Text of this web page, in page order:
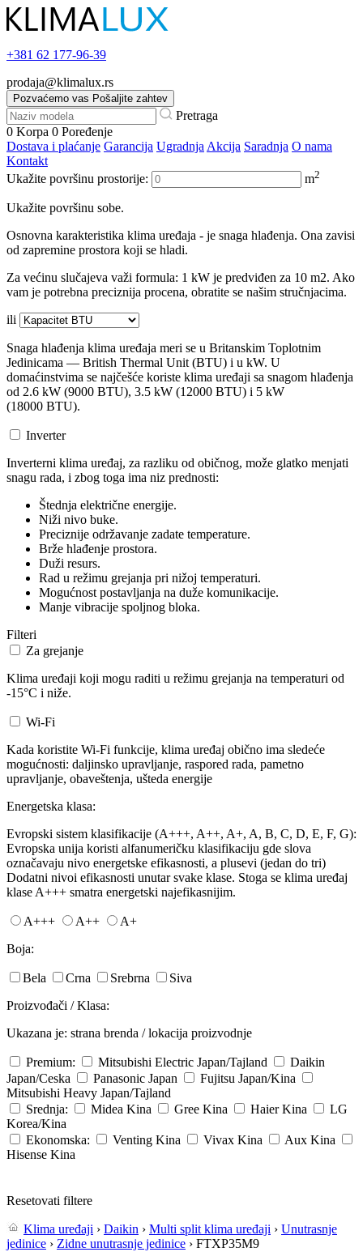
+381 62 177-96-39
prodaja@klimalux.rs
Pozvaćemo vas Pošaljite zahtev
Pretraga
0 Korpa 0 Poređenje
Dostava i plaćanje Garancija Ugradnja Akcija Saradnja O nama
Kontakt
Ukažite površinu prostorije:
m2
Ukažite površinu sobe.
Osnovna karakteristika klima uređaja - je snaga hlađenja. Ona zavisi
od zapremine prostora koji se hladi.
Za većinu slučajeva važi formula: 1 kW je predviđen za 10 m2. Ako
vam je potrebna preciznija procena, obratite se našim stručnjacima.
ili
Snaga hlađenja klima uređaja meri se u Britanskim Toplotnim
Jedinicama — British Thermal Unit (BTU) i u kW. U
domaćinstvima se najčešće koriste klima uređaji sa snagom hlađenja
od 2.6 kW (9000 BTU), 3.5 kW (12000 BTU) i 5 kW
(18000 BTU).
Inverter
Inverterni klima uređaj, za razliku od običnog, može glatko menjati
snagu rada, i zbog toga ima niz prednosti:
Štednja električne energije.
Niži nivo buke.
Preciznije održavanje zadate temperature.
Brže hlađenje prostora.
Duži resurs.
Rad u režimu grejanja pri nižoj temperaturi.
Mogućnost postavljanja na duže komunikacije.
Manje vibracije spoljnog bloka.
Filteri
Za grejanje
Klima uređaji koji mogu raditi u režimu grejanja na temperaturi od
-15°C i niže.
Wi-Fi
Kada koristite Wi-Fi funkcije, klima uređaj obično ima sledeće
mogućnosti: daljinsko upravljanje, raspored rada, pametno
upravljanje, obaveštenja, ušteda energije
Energetska klasa:
Evropski sistem klasifikacije (A+++, A++, A+, A, B, C, D, E, F, G):
Evropska unija koristi alfanumeričku klasifikaciju gde slova
označavaju nivo energetske efikasnosti, a plusevi (jedan do tri)
Dodatni nivoi efikasnosti unutar svake klase. Stoga se klima uređaj
klase A+++ smatra energetski najefikasnijim.
A+++ A++
A+
Boja:
Bela Crna Srebrna
Siva
Proizvođači / Klasa:
Ukazana je: strana brenda / lokacija proizvodnje
Premium: Mitsubishi Electric Japan/Tajland
Daikin
Japan/Ceska
Panasonic Japan Fujitsu Japan/Kina
Mitsubishi Heavy Japan/Tajland
Srednja:
Midea Kina Gree Kina Haier Kina
LG
Korea/Kina
Ekonomska:
Venting Kina Vivax Kina Aux Kina
Hisense Kina
Resetovati filtere
Klima uređaji › Daikin › Multi split klima uređaji › Unutrasnje
jedinice › Zidne unutrasnje jedinice › FTXP35M9